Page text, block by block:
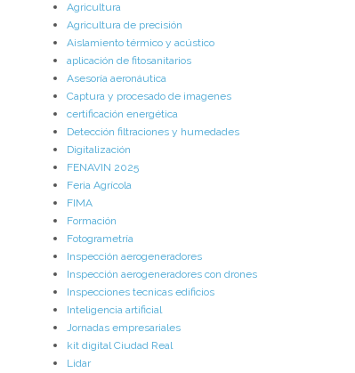
Agricultura
Agricultura de precisión
Aislamiento térmico y acústico
aplicación de fitosanitarios
Asesoría aeronáutica
Captura y procesado de imagenes
certificación energética
Detección filtraciones y humedades
Digitalización
FENAVIN 2025
Feria Agrícola
FIMA
Formación
Fotogrametría
Inspección aerogeneradores
Inspección aerogeneradores con drones
Inspecciones tecnicas edificios
Inteligencia artificial
Jornadas empresariales
kit digital Ciudad Real
Lidar